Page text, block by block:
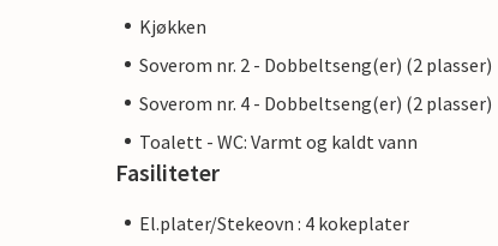
Kjøkken
Soverom nr. 2 - Dobbeltseng(er) (2 plasser)
Soverom nr. 4 - Dobbeltseng(er) (2 plasser)
Toalett - WC: Varmt og kaldt vann
Fasiliteter
El.plater/Stekeovn : 4 kokeplater